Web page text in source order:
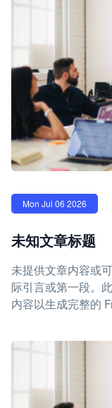
Mon Jul 06 2026
未知文章标题
未提供文章内容或
际引言或第一段。
内容以生成完整的